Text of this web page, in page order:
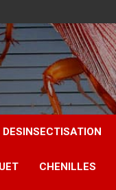
DESINSECTISATION
CHENILLES